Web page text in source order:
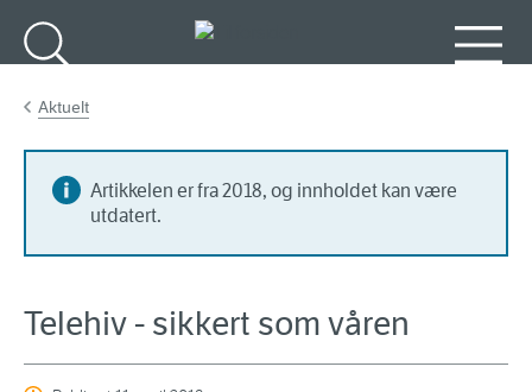
Aktuelt
Artikkelen er fra 2018, og innholdet kan være
utdatert.
Telehiv - sikkert som våren